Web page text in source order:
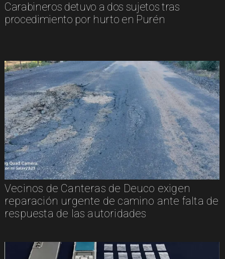
Carabineros detuvo a dos sujetos tras
procedimiento por hurto en Purén
Vecinos de Canteras de Deuco exigen
reparación urgente de camino ante falta de
respuesta de las autoridades